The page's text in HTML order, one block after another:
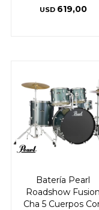
USD 619,00
Batería Pearl
Roadshow Fusion
Cha 5 Cuerpos